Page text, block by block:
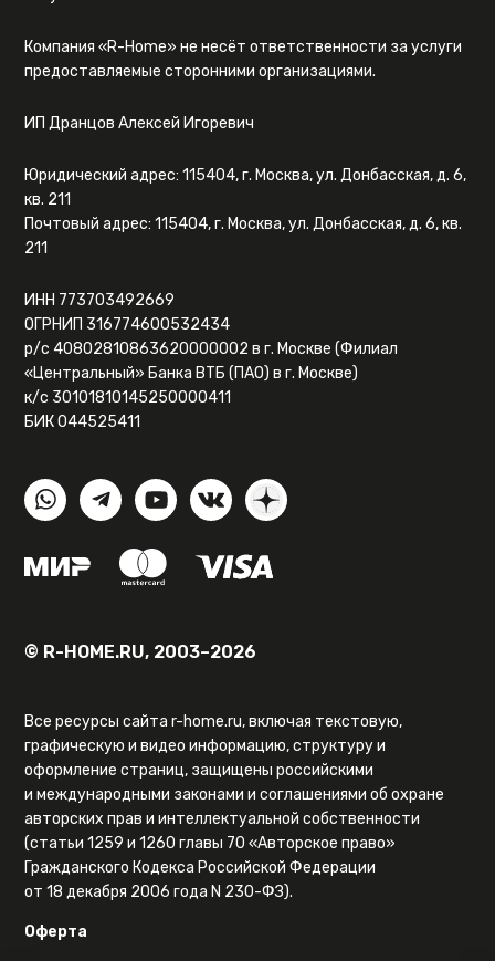
Компания «R-Home» не несёт ответственности за услуги
предоставляемые сторонними организациями.
ИП Дранцов Алексей Игоревич
Юридический адрес: 115404, г. Москва, ул. Донбасская, д. 6,
кв. 211
Почтовый адрес: 115404, г. Москва, ул. Донбасская, д. 6, кв.
211
ИНН 773703492669
ОГРНИП 316774600532434
р/с 40802810863620000002 в г. Москве (Филиал
«Центральный» Банка ВТБ (ПАО) в г. Москве)
к/с 30101810145250000411
БИК 044525411
© R-HOME.RU, 2003–2026
Все ресурсы сайта r-home.ru, включая текстовую,
графическую и видео информацию, структуру и
оформление страниц, защищены российскими
и международными законами и соглашениями об охране
авторских прав и интеллектуальной собственности
(статьи 1259 и 1260 главы 70 «Авторское право»
Гражданского Кодекса Российской Федерации
от 18 декабря 2006 года N 230-ФЗ).
Оферта